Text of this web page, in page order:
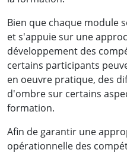
Bien que chaque module
et s'appuie sur une
développement des
certains participants
en oeuvre pratique, des
d'ombre sur certains
formation.
Afin de garantir une
opérationnelle des